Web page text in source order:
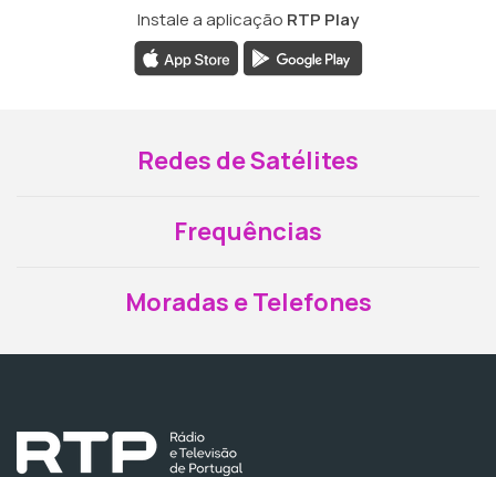
Instale a aplicação RTP Play
Redes de Satélites
Frequências
Moradas e Telefones